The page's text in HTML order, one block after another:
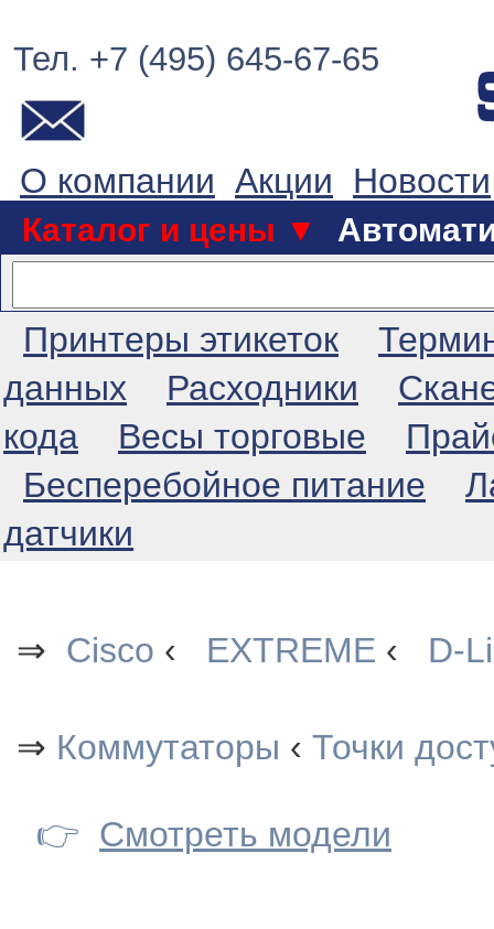
Тел. +7 (495) 645-67-65
О компании Акции Новости
Каталог и цены ▼
Принтеры этикеток
данных
Расходники
кода
Весы торговые
Бесперебойное питание
датчики
⇒ Cisco ‹ EXTREME ‹ D-
⇒ Коммутаторы ‹ Точки
👉 Смотреть модели